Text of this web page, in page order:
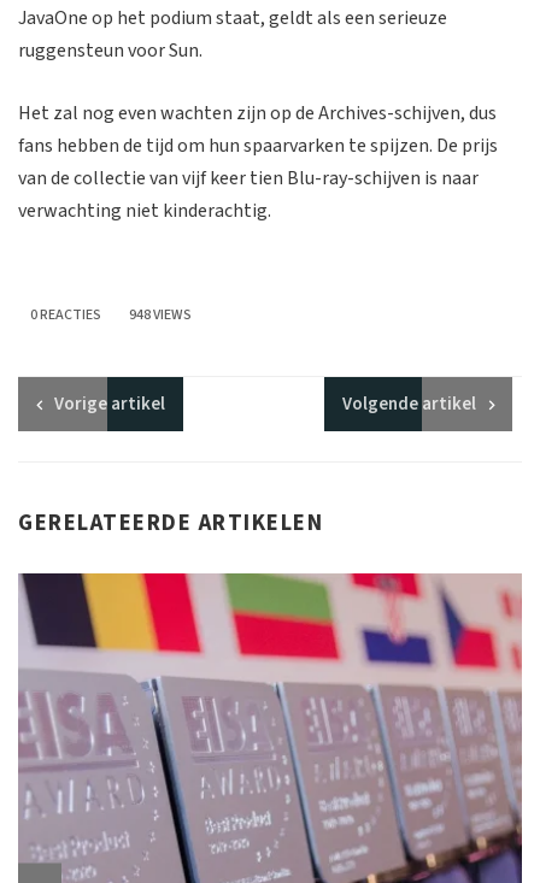
JavaOne op het podium staat, geldt als een serieuze
ruggensteun voor Sun.
Het zal nog even wachten zijn op de Archives-schijven, dus
fans hebben de tijd om hun spaarvarken te spijzen. De prijs
van de collectie van vijf keer tien Blu-ray-schijven is naar
verwachting niet kinderachtig.
0 REACTIES 948 VIEWS
Vorigeartikel Volgendeartikel
GERELATEERDE ARTIKELEN